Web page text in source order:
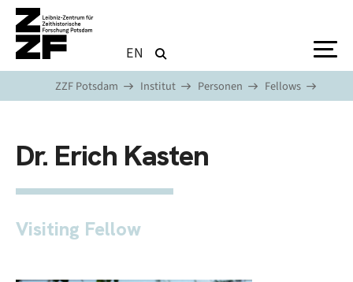
Direkt zum Inhalt
EN
ZZF Potsdam Institut Personen Fellows
Dr. Erich Kasten
Visiting Fellow